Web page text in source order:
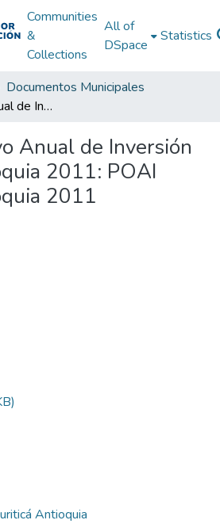
Communities
&
Collections
All of
DSpace
Statistics
Documentos Municipales
Plan Operativo Anual de Inversión Buriticá Antioquia 2011: POAI Buriticá Antioquia 2011
Anual de Inversión
2011: POAI
2011
Antioquia